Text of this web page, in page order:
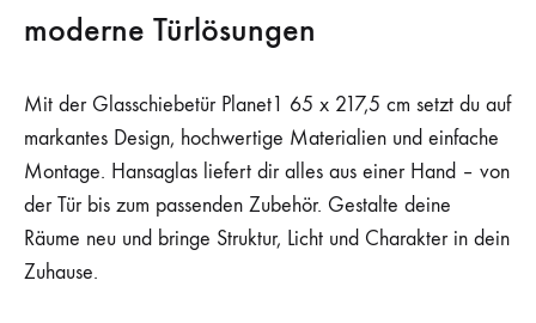
moderne Türlösungen
Mit der Glasschiebetür Planet1 65 x 217,5 cm setzt du auf
markantes Design, hochwertige Materialien und einfache
Montage. Hansaglas liefert dir alles aus einer Hand – von
der Tür bis zum passenden Zubehör. Gestalte deine
Räume neu und bringe Struktur, Licht und Charakter in dein
Zuhause.